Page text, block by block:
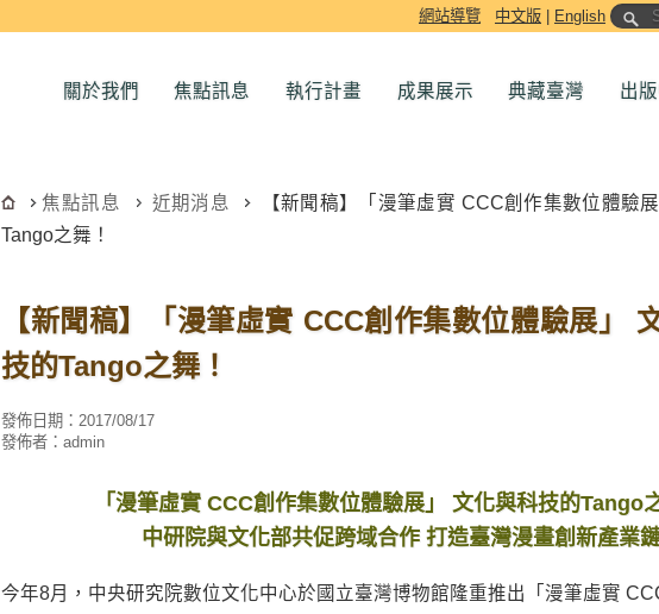
網站導覽 中文版 English
關於我們 焦點訊息 執行計畫 成果展示 典藏臺灣 出
焦點訊息 近期消息
【新聞稿】「漫筆虛實 CCC創作集數位體驗
Tango之舞！
【新聞稿】「漫筆虛實 CCC創作集數位體驗展」
技的Tango之舞！
發佈日期：2017/08/17
發佈者：admin
「漫筆虛實 CCC創作集數位體驗展」 文化與科技的Tango
中研院與文化部共促跨域合作 打造臺灣漫畫創新產業
今年8月，中央研究院數位文化中心於國立臺灣博物館隆重推出「漫筆虛實